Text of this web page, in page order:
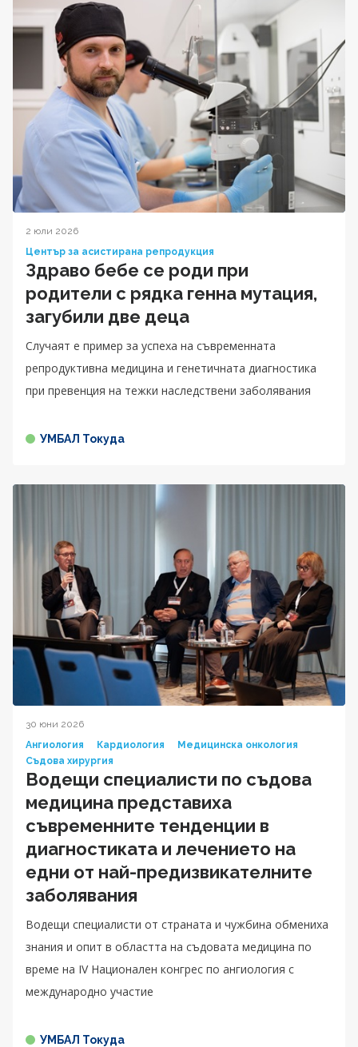
2 юли 2026
Център за асистирана репродукция
Здраво бебе се роди при
родители с рядка генна мутация,
загубили две деца
Случаят е пример за успеха на съвременната
репродуктивна медицина и генетичната диагностика
при превенция на тежки наследствени заболявания
УМБАЛ Токуда
30 юни 2026
Ангиология
Кардиология
Медицинска онкология
Съдова хирургия
Водещи специалисти по съдова
медицина представиха
съвременните тенденции в
диагностиката и лечението на
едни от най-предизвикателните
заболявания
Водещи специалисти от страната и чужбина обмениха
знания и опит в областта на съдовата медицина по
време на IV Национален конгрес по ангиология с
международно участие
УМБАЛ Токуда